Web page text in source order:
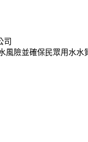
司
風險並確保民眾用水